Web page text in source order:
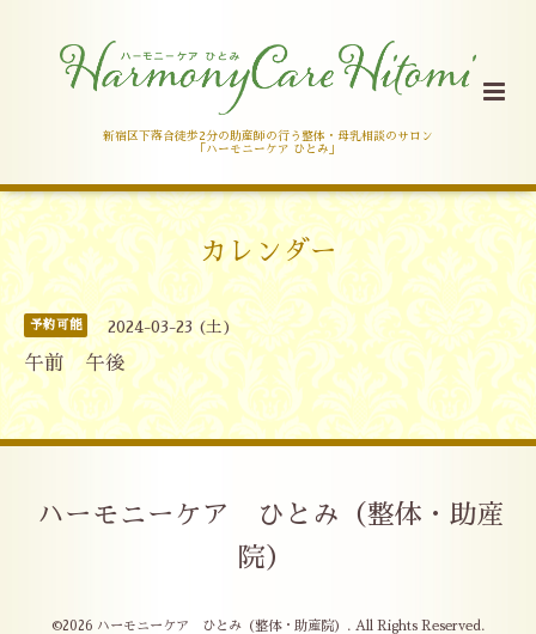
新宿区下落合徒歩2分の助産師の行う整体・母乳相談のサロン
「ハーモニーケア ひとみ」
カレンダー
予約可能 2024-03-23 (土)
午前 午後
ハーモニーケア ひとみ（整体・助産
院）
©2026 ハーモニーケア ひとみ（整体・助産院） . All Rights Reserved.